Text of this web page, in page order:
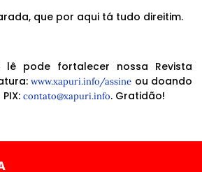
que por aqui tá tudo direitim.
lê pode fortalecer nossa Revista
www.xapuri.info/assine ou doando
contato@xapuri.info. Gratidão!